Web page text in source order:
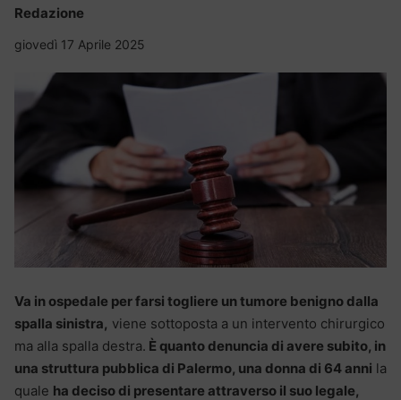
Redazione
giovedì 17 Aprile 2025
Va in ospedale per farsi togliere un tumore benigno dalla
spalla sinistra, viene sottoposta a un intervento chirurgico
ma alla spalla destra. È quanto denuncia di avere subito, in
una struttura pubblica di Palermo, una donna di 64 anni la
quale ha deciso di presentare attraverso il suo legale,